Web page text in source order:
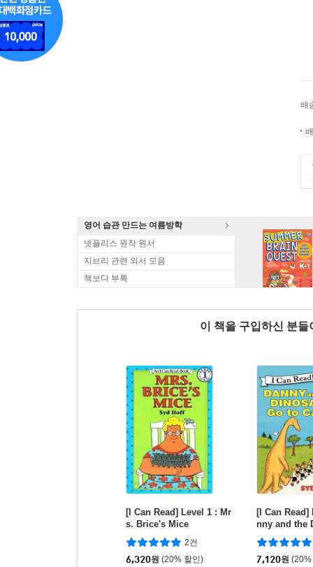
배
영어 습관 만드는 여름방학
넷플리스 원작 원서
지브리 관련 외서 모음
책보다 부록
이 책을 구입하신 분
[I Can Read] Level 1 : Mr
s. Brice's Mice
2건
6,320원 (20% 할인)
[I Can Read]
nny and the
to Camp
7,120원 (20%